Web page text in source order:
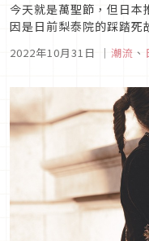
今天就是萬聖節，但日本
因是日前梨泰院的踩踏死
察迅速地對防止踩踏事件
2022年10月31日 ｜ 潮流 、